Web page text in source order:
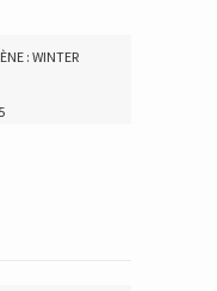
: WINTER